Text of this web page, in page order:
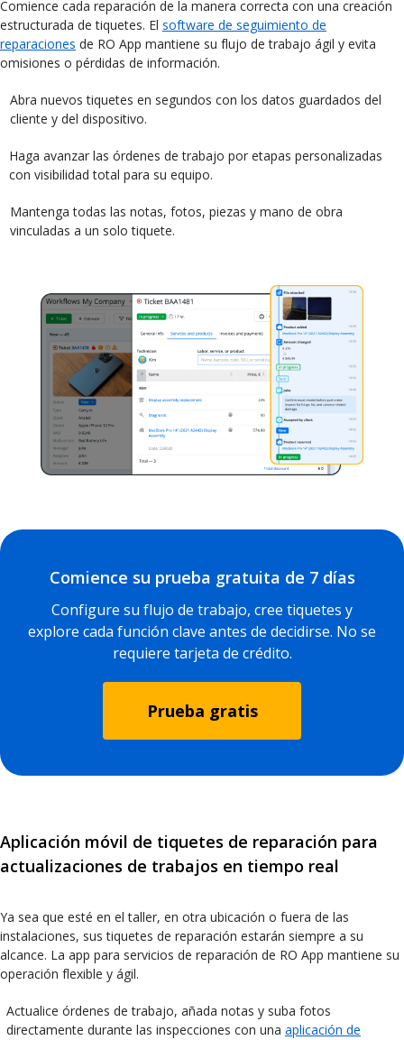
Comience cada reparación de la manera correcta con una creación
estructurada de tiquetes. El software de seguimiento de
reparaciones de RO App mantiene su flujo de trabajo ágil y evita
omisiones o pérdidas de información.
Abra nuevos tiquetes en segundos con los datos guardados del
cliente y del dispositivo.
Haga avanzar las órdenes de trabajo por etapas personalizadas
con visibilidad total para su equipo.
Mantenga todas las notas, fotos, piezas y mano de obra
vinculadas a un solo tiquete.
Comience su prueba gratuita de 7 días
Configure su flujo de trabajo, cree tiquetes y
explore cada función clave antes de decidirse. No se
requiere tarjeta de crédito.
Prueba gratis
Aplicación móvil de tiquetes de reparación para
actualizaciones de trabajos en tiempo real
Ya sea que esté en el taller, en otra ubicación o fuera de las
instalaciones, sus tiquetes de reparación estarán siempre a su
alcance. La app para servicios de reparación de RO App mantiene su
operación flexible y ágil.
Actualice órdenes de trabajo, añada notas y suba fotos
directamente durante las inspecciones con una aplicación de